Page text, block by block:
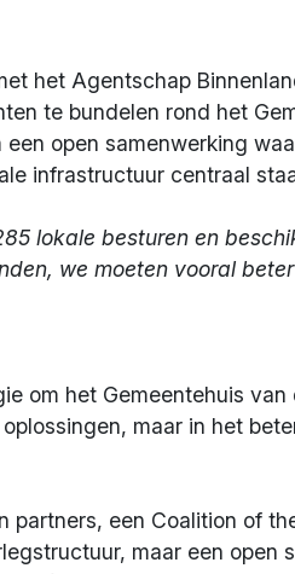
het Agentschap
te bundelen rond het
open samenwerking
infrastructuur centraal
lokale besturen en
we moeten vooral
om het Gemeentehuis van
maar in het
partners, een Coalition of
maar een open